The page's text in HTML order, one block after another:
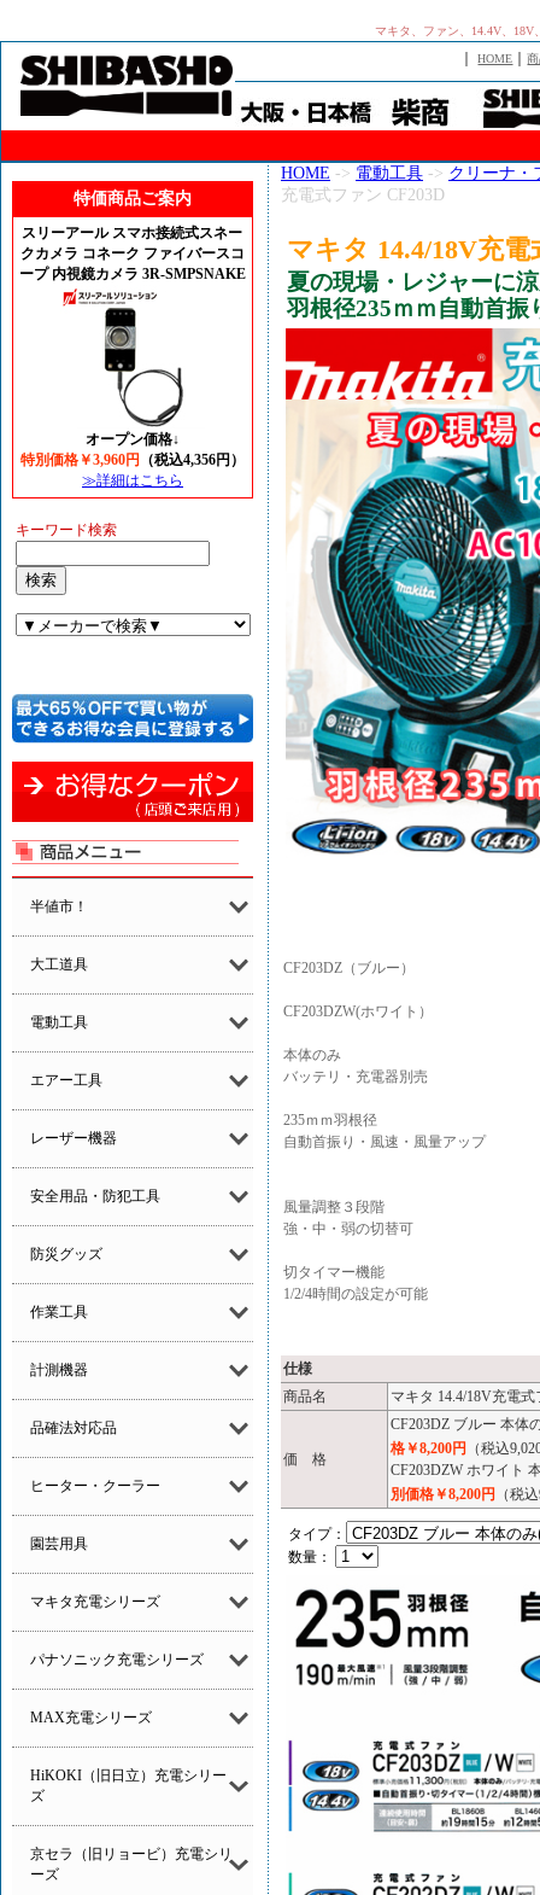
マキタ、ファン、14.4V、
｜HOME ｜
特価商品ご案内
スリーアール スマホ接続式スネー
クカメラ コネーク ファイバースコ
ープ 内視鏡カメラ 3R-SMPSNAKE
オープン価格↓
特別価格￥3,960円
（税込4,356円）
≫詳細はこちら
キーワード検索
半値市！
大工道具
電動工具
エアー工具
レーザー機器
安全用品・防犯工具
防災グッズ
作業工具
計測機器
品確法対応品
ヒーター・クーラー
園芸用具
マキタ充電シリーズ
パナソニック充電シリーズ
MAX充電シリーズ
HiKOKI（旧日立）充電シリー
ズ
京セラ（旧リョービ）充電シリ
ーズ
HOME -> 電動工具 -> クリーナ・
充電式ファン CF203D
マキタ 14.4/18V充
夏の現場・レジャーに
羽根径235ｍｍ自動首振
CF203DZ（ブルー）
CF203DZW(ホワイト）
本体のみ
バッテリ・充電器別売
235ｍｍ羽根径
自動首振り・風速・風量アップ
風量調整３段階
強・中・弱の切替可
切タイマー機能
1/2/4時間の設定が可能
仕様
商品名
マキタ 14.4/18V充電式
価 格
CF203DZ ブルー 本体
格￥8,200円
（税込
CF203DZW ホワイト
別価格￥8,200円
（税
タイプ：
数量：